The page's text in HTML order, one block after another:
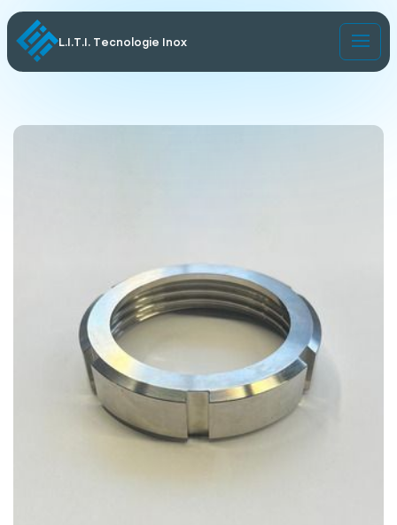
L.I.T.I. Tecnologie Inox